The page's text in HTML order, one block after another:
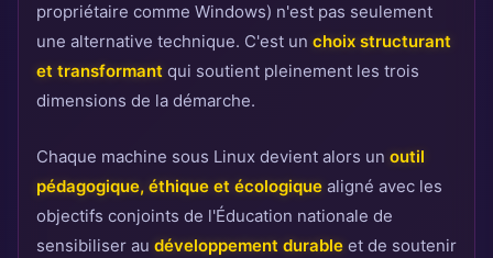
propriétaire comme Windows) n'est pas seulement
une alternative technique. C'est un choix structurant
et transformant qui soutient pleinement les trois
dimensions de la démarche.
Chaque machine sous Linux devient alors un outil
pédagogique, éthique et écologique aligné avec les
objectifs conjoints de l'Éducation nationale de
sensibiliser au développement durable et de soutenir